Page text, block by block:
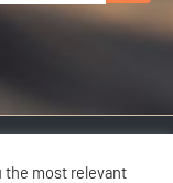
the most relevant